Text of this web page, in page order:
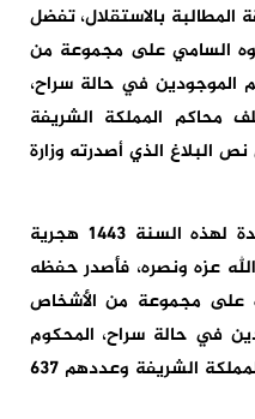
بالاستقلال، تفضل
السامي على مجموعة من
الموجودين في حالة سراح،
محاكم المملكة الشريفة
نص البلاغ الذي أصدرته وزارة
” بمناسبة ذكرى 11 يناير المجيدة لهذه السنة 1443 هجرية
الله عزه ونصره، فأصدر حفظه
على مجموعة من الأشخاص
في حالة سراح، المحكوم
عليهم من طرف مختلف محاكم المملكة الشريفة وعددهم 637